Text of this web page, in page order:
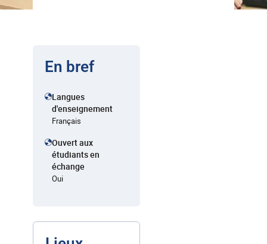
En bref
Langues
d'enseignement
Français
Ouvert aux
étudiants en
échange
Oui